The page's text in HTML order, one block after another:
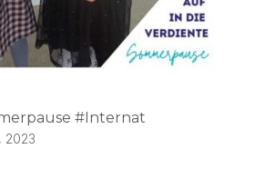
#Internat
2023